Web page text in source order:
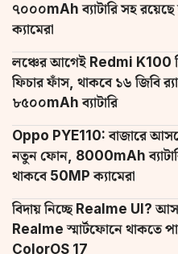
৭০০০mAh ব্যাটারি সহ রয়েছে
ক্যামেরা
লঞ্চের আগেই Redmi K100
ফিচার ফাঁস, থাকবে ১৬ জিবি
৮৫০০mAh ব্যাটারি
Oppo PYE110: বাজারে
নতুন ফোন, 8000mAh
থাকবে 50MP ক্যামেরা
বিদায় নিচ্ছে Realme UI?
Realme স্মার্টফোনে থাকতে
ColorOS 17